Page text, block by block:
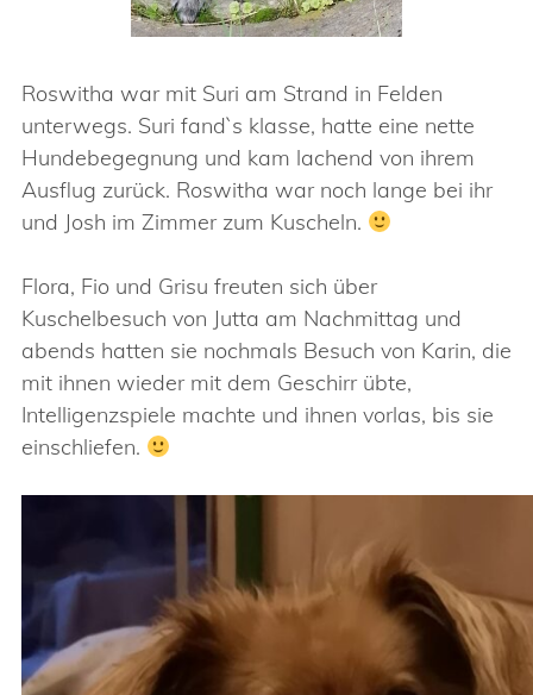
Roswitha war mit Suri am Strand in Felden
unterwegs. Suri fand`s klasse, hatte eine nette
Hundebegegnung und kam lachend von ihrem
Ausflug zurück. Roswitha war noch lange bei ihr
und Josh im Zimmer zum Kuscheln.
Flora, Fio und Grisu freuten sich über
Kuschelbesuch von Jutta am Nachmittag und
abends hatten sie nochmals Besuch von Karin, die
mit ihnen wieder mit dem Geschirr übte,
Intelligenzspiele machte und ihnen vorlas, bis sie
einschliefen.